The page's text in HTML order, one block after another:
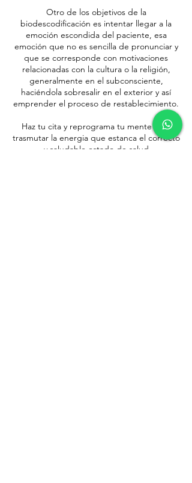
Otro de los objetivos de la
biodescodificación es intentar llegar a la
emoción escondida del paciente, esa
emoción que no es sencilla de pronunciar y
que se corresponde con motivaciones
relacionadas con la cultura o la religión,
generalmente en el subconsciente,
haciéndola sobresalir en el exterior y así
emprender el proceso de restablecimiento.
Haz tu cita y reprograma tu mente para
trasmutar la energia que estanca el correcto
y saludable estado de salud